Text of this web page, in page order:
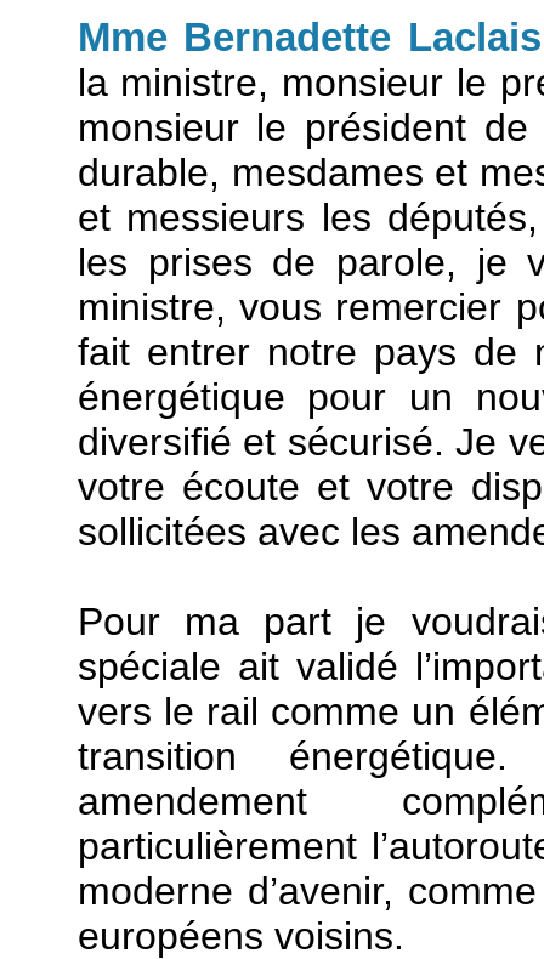
Mme Bernadette Laclais
la ministre, monsieur le
monsieur le président
durable, mesdames et
et messieurs les
les prises de parole, je
ministre, vous remercier
fait entrer notre pays de
énergétique pour un
diversifié et sécurisé. Je
votre écoute et votre
sollicitées avec les
Pour ma part je
spéciale ait validé
vers le rail comme un
transition
amendement
particulièrement
moderne d’avenir,
européens voisins.